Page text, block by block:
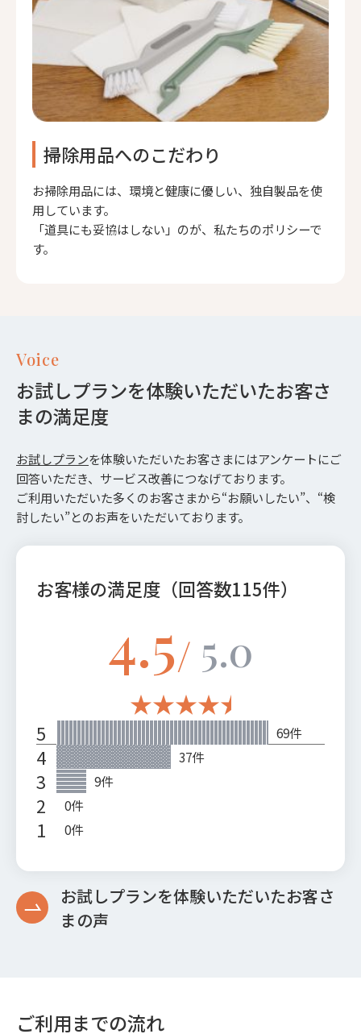
掃除用品へのこだわり
お掃除用品には、環境と健康に優しい、独自製品を使
用しています。
「道具にも妥協はしない」のが、私たちのポリシーで
す。
Voice
お試しプランを体験いただいたお客さ
まの満足度
お試しプランを体験いただいたお客さまにはアンケートにご
回答いただき、サービス改善につなげております。
ご利用いただいた多くのお客さまから“お願いしたい”、“検
討したい”とのお声をいただいております。
お試しプランを体験いただいたお客さ
まの声
ご利用までの流れ